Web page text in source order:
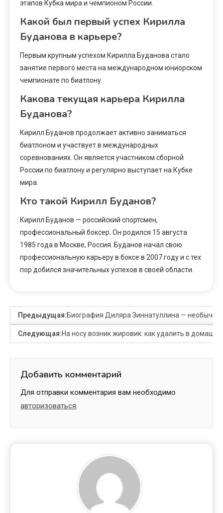
этапов Кубка мира и чемпионом России.
Какой был первый успех Кирилла
Буданова в карьере?
Первым крупным успехом Кирилла Буданова стало
занятие первого места на международном юниорском
чемпионате по биатлону.
Какова текущая карьера Кирилла
Буданова?
Кирилл Буданов продолжает активно заниматься
биатлоном и участвует в международных
соревнованиях. Он является участником сборной
России по биатлону и регулярно выступает на Кубке
мира.
Кто такой Кирилл Буданов?
Кирилл Буданов — российский спортсмен,
профессиональный боксер. Он родился 15 августа
1985 года в Москве, Россия. Буданов начал свою
профессиональную карьеру в боксе в 2007 году и с тех
пор добился значительных успехов в своей области.
Предыдущая:Биография Диляра Зиннатуллина —
Следующая:На носу возник жировик: как удалить в
Добавить комментарий
Для отправки комментария вам необходимо
авторизоваться